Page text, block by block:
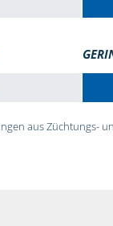
aus Züchtungs-